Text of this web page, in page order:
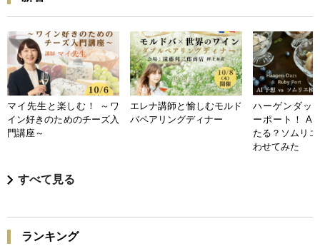
マイ先生と楽しむ！ ～ワ
イン好きのためのチーズ入
門講座～
エレナ講師と愉しむモルド
バペアリングディナー
ハーゲンダッ
ーポート！ AI
たる？ソムリ
わせてみた
すべて見る
ランキング